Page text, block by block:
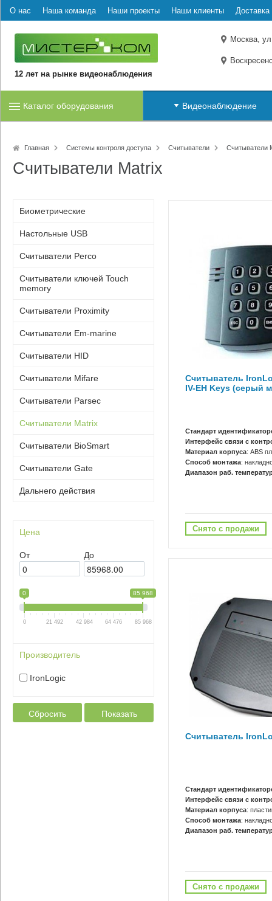
О нас Наша команда Наши проекты Наши клиенты Доставка
12 лет на рынке видеонаблюдения
Москва,
Каталог оборудования Видеонаблюдение
Главная Системы контроля доступа Считыватели Считыватели
Считыватели Matrix
Биометрические
Настольные USB
Считыватели Perco
Считыватели ключей Touch
memory
Считыватели Proximity
Считыватели Em-marine
Считыватели HID
Считыватели Mifare
Считыватели Parsec
Считыватели Matrix
Считыватели BioSmart
Считыватели Gate
Дальнего действия
Цена
От До
0 85 968
0 21 492 42 984 64 476 85 968
Производитель
IronLogic
Сбросить Показать
Считыватель
IV-EH Keys (серый
Стандарт
Интерфейс связи с
Материал корпуса: ABS
Способ монтажа:
Диапазон раб.
Снято с продажи
Считыватель
Стандарт
Интерфейс связи с
Материал корпуса:
Способ монтажа:
Диапазон раб.
Снято с продажи